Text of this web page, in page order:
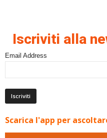
Iscriviti alla
Email Address
Scarica l'app per